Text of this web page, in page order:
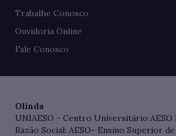
Trabalhe Conosco
Ouvidoria Online
Fale Conosco
Olinda
UNIAESO - Centro Universitário AESO
Razão Social: AESO- Ensino Superior